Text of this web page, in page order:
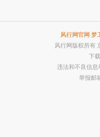
风行网官网 梦
风行网版权所有
下
违法和不良信
举报邮